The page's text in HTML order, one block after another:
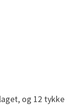
og 12 tykke